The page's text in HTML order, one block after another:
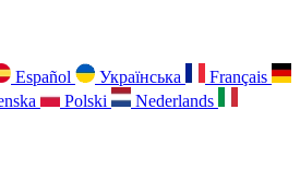
Español Українська
Français
Polski
Nederlands